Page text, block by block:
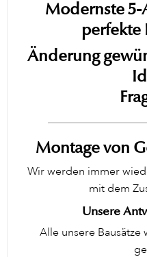
Modernste 5-
perfekte
Änderung
Montage von
Wir werden immer
mit dem
Unsere
Alle unsere